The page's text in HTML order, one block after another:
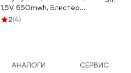
1,5V 650mwh, Блистер
2шт + кабель TYPE-C ETP
2(4)
АНАЛОГИ СЕРВИС